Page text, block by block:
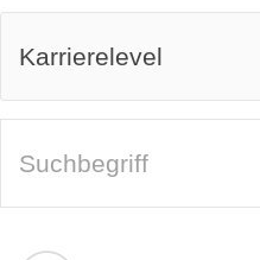
Karrierelevel